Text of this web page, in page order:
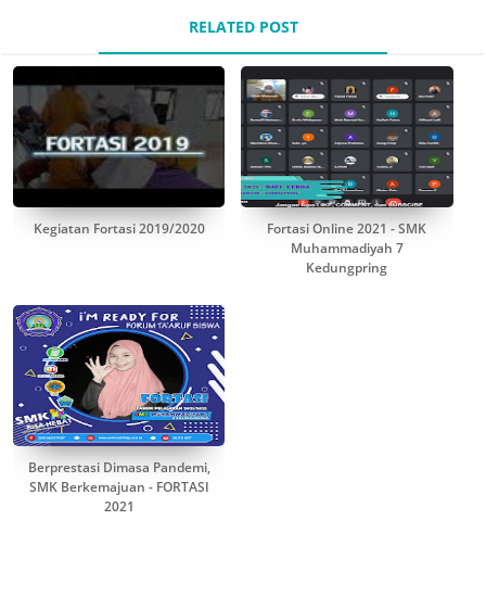
RELATED POST
Kegiatan Fortasi 2019/2020
Fortasi Online 2021 - SMK
Muhammadiyah 7
Kedungpring
Berprestasi Dimasa Pandemi,
SMK Berkemajuan - FORTASI
2021